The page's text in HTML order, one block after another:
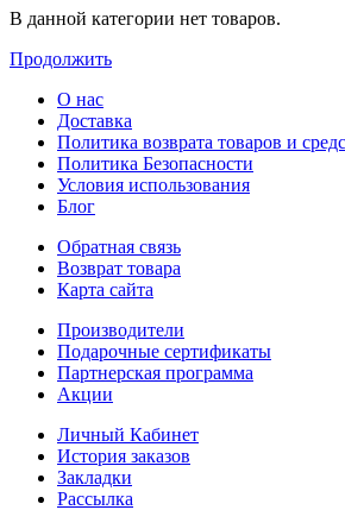
В данной категории нет товаров.
Продолжить
О нас
Доставка
Политика возврата товаров и
Политика Безопасности
Условия использования
Блог
Обратная связь
Возврат товара
Карта сайта
Производители
Подарочные сертификаты
Партнерская программа
Акции
Личный Кабинет
История заказов
Закладки
Рассылка